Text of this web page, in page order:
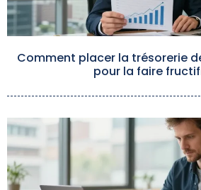
Comment placer la trésorerie
pour la faire